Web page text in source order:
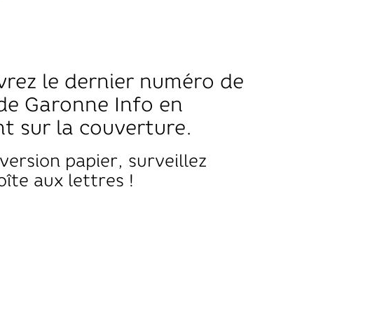
le dernier numéro de
Garonne Info en
sur la couverture.
papier, surveillez
aux lettres !